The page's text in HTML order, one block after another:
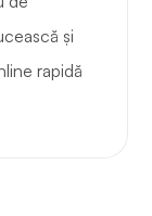
și
rapidă